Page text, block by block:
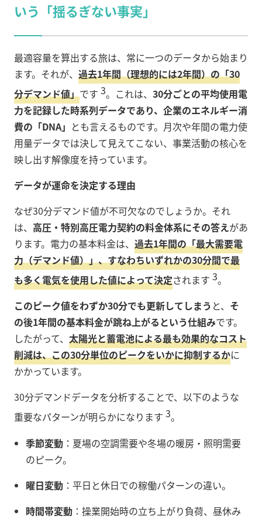
いう「揺るぎない事実」
最適容量を算出する旅は、常に一つのデータから始まり
ます。それが、 過去1年間（理想的には2年間）の「30
分デマンド値」です 3。これは、 30分ごとの平均使用電
力を記録した時系列データであり、企業のエネルギー消
費の「DNA」 とも言えるものです。月次や年間の電力使
用量データでは決して見えてこない、事業活動の核心を
映し出す解像度を持っています。
データが運命を決定する理由
なぜ30分デマンド値が不可欠なのでしょうか。それ
は、 高圧・特別高圧電力契約の料金体系にその答えがあ
ります。電力の基本料金は、 過去1年間の「最大需要電
力（デマンド値）」、すなわちいずれかの30分間で最
も多く電気を使用した値によって決定されます 3。
このピーク値をわずか30分でも更新してしまう と、 そ
の後1年間の基本料金が跳ね上がるという仕組みです。
したがって、 太陽光と蓄電池による最も効果的なコスト
削減は、この30分単位のピークをいかに抑制するかに
かかっています。
30分デマンドデータを分析することで、以下のような
重要なパターンが明らかになります 3。
季節変動 ：夏場の空調需要や冬場の暖房・照明需要
のピーク。
曜日変動 ：平日と休日での稼働パターンの違い。
時間帯変動 ：操業開始時の立ち上がり負荷、昼休み